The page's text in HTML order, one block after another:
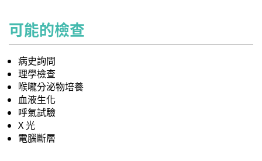
可能的檢查
病史詢問
理學檢查
喉嚨分泌物培養
血液生化
呼氣試驗
X 光
電腦斷層